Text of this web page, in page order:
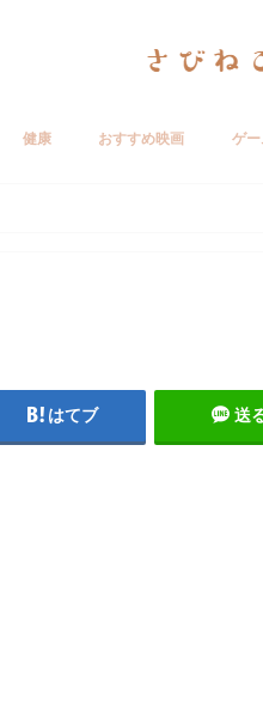
健康 おすすめ映画 ゲー
はてブ 送